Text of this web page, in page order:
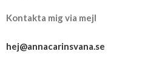
Kontakta mig via mejl
hej@annacarinsvana.se